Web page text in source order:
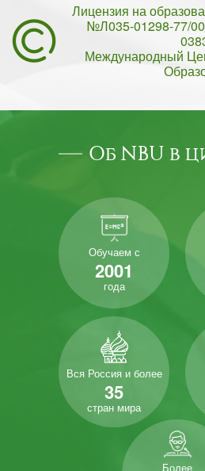
Лицензия на
№Л035-01298-77/
Международный
Об NBU в
Обучаем с
2001
года
Вся Россия и более
35
стран мира
Более